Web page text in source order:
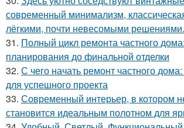
современный минимализм,
лёгкими, почти невесомыми решениями.
31. Полный цикл ремонта частного
планирования до финальной отделки
32. С чего начать ремонт частного
для успешного проекта
33. Современный интерьер, в котором
становится идеальным полотном для